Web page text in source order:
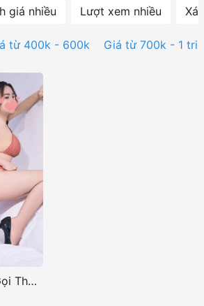
giá nhiều Lượt xem nhiều
từ 400k - 600k Giá từ 700k - 1
Khánh Băng – Gái Gọi Thành Phố Đà Nẵng Với Body Non Tơ Căng Mọng